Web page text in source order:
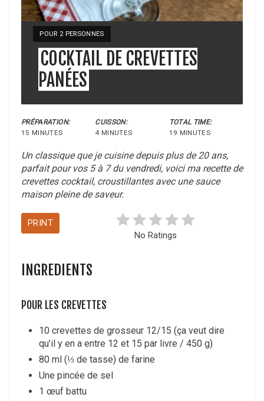
POUR 2 PERSONNES
COCKTAIL DE CREVETTES
PANÉES
PRÉPARATION:
15 MINUTES
CUISSON:
4 MINUTES
TOTAL TIME:
19 MINUTES
Un classique que je cuisine depuis plus de 20 ans,
parfait pour vos 5 à 7 du vendredi, voici ma recette de
crevettes cocktail, croustillantes avec une sauce
maison pleine de saveur.
PRINT
No Ratings
INGREDIENTS
POUR LES CREVETTES
10 crevettes de grosseur 12/15 (ça veut dire
qu’il y en a entre 12 et 15 par livre / 450 g)
80 ml (⅓ de tasse) de farine
Une pincée de sel
1 œuf battu